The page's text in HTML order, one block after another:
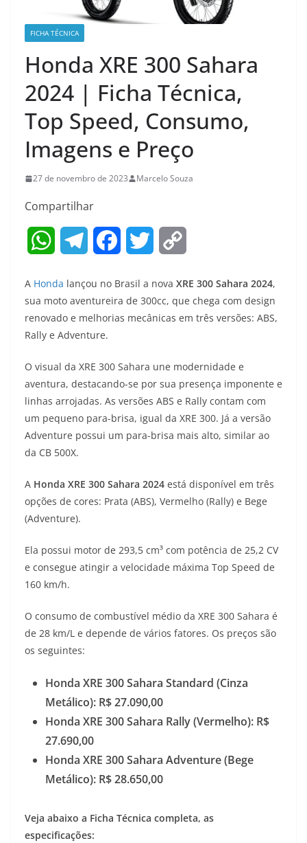
FICHA TÉCNICA
Honda XRE 300 Sahara
2024 | Ficha Técnica,
Top Speed, Consumo,
Imagens e Preço
27 de novembro de 2023 Marcelo Souza
Compartilhar
W
a
t
p
p
l
e
r
a
m
c
e
o
k
i
t
r
p
y
n
k
A Honda lançou no Brasil a nova XRE 300 Sahara 2024,
sua moto aventureira de 300cc, que chega com design
renovado e melhorias mecânicas em três versões: ABS,
Rally e Adventure.
O visual da XRE 300 Sahara une modernidade e
aventura, destacando-se por sua presença imponente e
linhas arrojadas. As versões ABS e Rally contam com
um pequeno para-brisa, igual da XRE 300. Já a versão
Adventure possui um para-brisa mais alto, similar ao
da CB 500X.
A Honda XRE 300 Sahara 2024 está disponível em três
opções de cores: Prata (ABS), Vermelho (Rally) e Bege
(Adventure).
Ela possui motor de 293,5 cm³ com potência de 25,2 CV
e consegue atingir a velocidade máxima Top Speed de
160 km/h.
O consumo de combustível médio da XRE 300 Sahara é
de 28 km/L e depende de vários fatores. Os preços são
os seguintes:
Honda XRE 300 Sahara Standard (Cinza
Metálico): R$ 27.090,00
Honda XRE 300 Sahara Rally (Vermelho): R$
27.690,00
Honda XRE 300 Sahara Adventure (Bege
Metálico): R$ 28.650,00
Veja abaixo a Ficha Técnica completa, as
especificações: